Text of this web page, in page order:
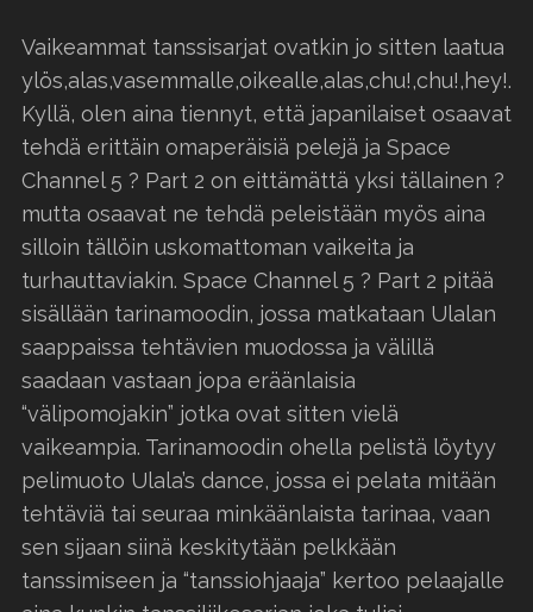
Vaikeammat tanssisarjat ovatkin jo sitten laatua
ylös,alas,vasemmalle,oikealle,alas,chu!,chu!,hey!.
Kyllä, olen aina tiennyt, että japanilaiset osaavat
tehdä erittäin omaperäisiä pelejä ja Space
Channel 5 ? Part 2 on eittämättä yksi tällainen ?
mutta osaavat ne tehdä peleistään myös aina
silloin tällöin uskomattoman vaikeita ja
turhauttaviakin. Space Channel 5 ? Part 2 pitää
sisällään tarinamoodin, jossa matkataan Ulalan
saappaissa tehtävien muodossa ja välillä
saadaan vastaan jopa eräänlaisia
“välipomojakin” jotka ovat sitten vielä
vaikeampia. Tarinamoodin ohella pelistä löytyy
pelimuoto Ulala’s dance, jossa ei pelata mitään
tehtäviä tai seuraa minkäänlaista tarinaa, vaan
sen sijaan siinä keskitytään pelkkään
tanssimiseen ja “tanssiohjaaja” kertoo pelaajalle